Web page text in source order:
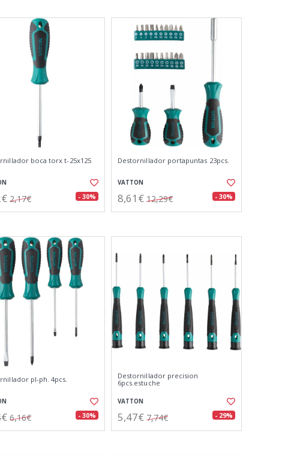
boca torx t-25x125
2,17€ - 30%
Destornillador portapuntas 23pcs.
VATTON
8,61€ 12,29€ - 30%
pl-ph. 4pcs.
6,16€ - 30%
Destornillador precision
6pcs.estuche
VATTON
5,47€ 7,74€ - 29%